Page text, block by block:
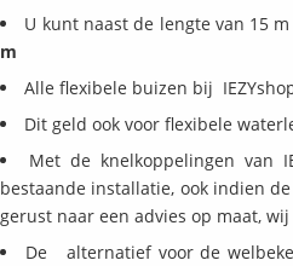
U kunt naast de lengte van 15
m
Alle flexibele buizen bij
Dit geld ook voor flexibele
Met de knelkoppelingen van
bestaande installatie, ook indien
gerust naar een advies op maat,
De alternatief voor de